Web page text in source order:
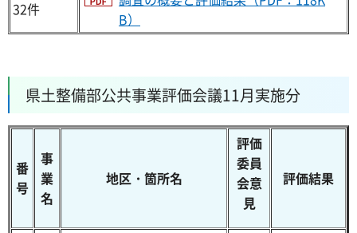
32件
B）
県土整備部公共事業評価会議11月実施分
番
号
事
業
名
地区・箇所名
評価
委員
会意
見
評価結果